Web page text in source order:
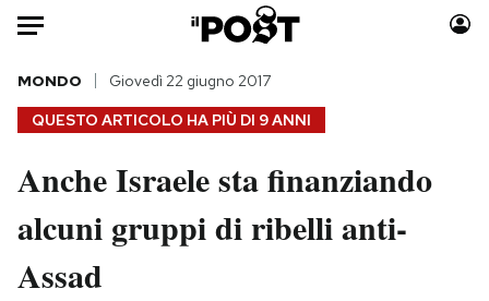
Auto
HOME
Italia
Politica
Tecnologia
Moda
Consumismi
QUESTO ARTICOLO HA PIÙ DI 9 ANNI
MONDO Giovedì 22 giugno 2017
Anche Israele sta finanziando
alcuni gruppi di ribelli anti-
Assad